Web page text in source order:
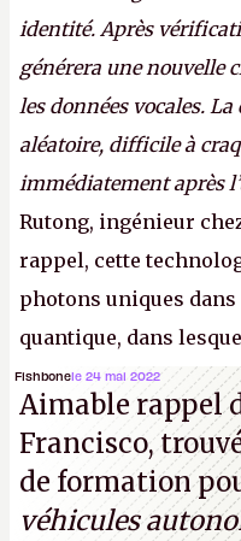
identité. Après
générera une nouvelle
les données vocales.
aléatoire, difficile à
immédiatement après
Rutong, ingénieur
rappel, cette
photons uniques
quantique, dans
garantir une sécurité
parties distantes.
normal, ça fait
(Crédit photo : China
Fishbonele 24 mai 2022
Aimable rappel
Francisco,
de formation
véhicules